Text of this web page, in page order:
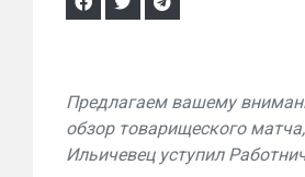
Предлагаем вашему
обзор товарищеского
Ильичевец уступил